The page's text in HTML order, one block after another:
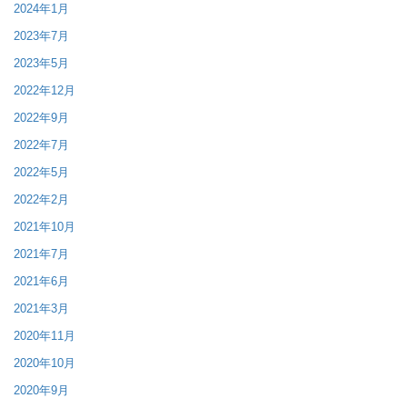
2024年1月
2023年7月
2023年5月
2022年12月
2022年9月
2022年7月
2022年5月
2022年2月
2021年10月
2021年7月
2021年6月
2021年3月
2020年11月
2020年10月
2020年9月